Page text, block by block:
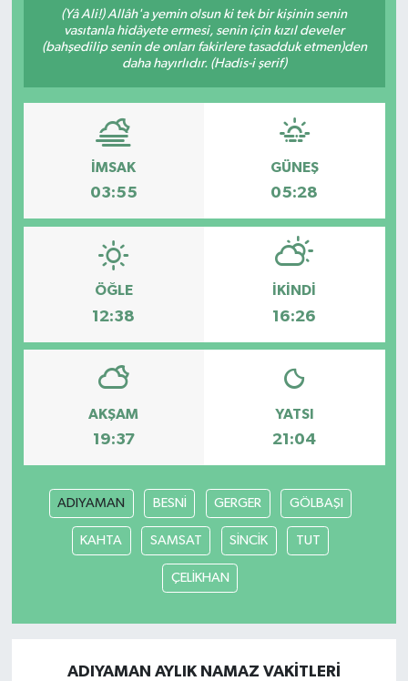
(Yâ Ali!) Allâh'a yemin olsun ki tek bir kişinin senin
vasıtanla hidâyete ermesi, senin için kızıl develer
(bahşedilip senin de onları fakirlere tasadduk etmen)den
daha hayırlıdır. (Hadis-i şerif)
İMSAK
03:55
GÜNEŞ
05:28
ÖĞLE
12:38
İKINDI
16:26
AKŞAM
19:37
YATSI
21:04
ADIYAMAN BESNİ GERGER GÖLBAŞI
KAHTA SAMSAT SİNCİK TUT
ÇELİKHAN
ADIYAMAN AYLIK NAMAZ VAKITLERI